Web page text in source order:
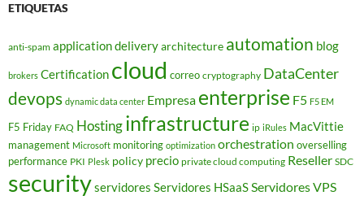
ETIQUETAS
anti-spam application deliveryarchitecture automation blog
brokers Certification cloud correo cryptography DataCenter
devops dynamic data center Empresa enterprise F5 F5 EM
F5 Friday FAQ Hostinginfrastructure ip iRules MacVittie
management Microsoft monitoring optimization orchestration overselling
performance PKI Plesk policy precio private cloud computing Reseller SDC
securityservidores Servidores HSaaSServidores VPS